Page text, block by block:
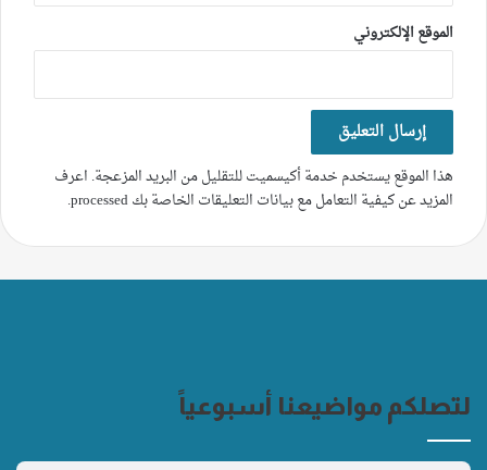
الموقع الإلكتروني
هذا الموقع يستخدم خدمة أكيسميت للتقليل من البريد المزعجة. اعرف
المزيد عن كيفية التعامل مع بيانات التعليقات الخاصة بك processed
.
لتصلكم مواضيعنا أسبوعياً